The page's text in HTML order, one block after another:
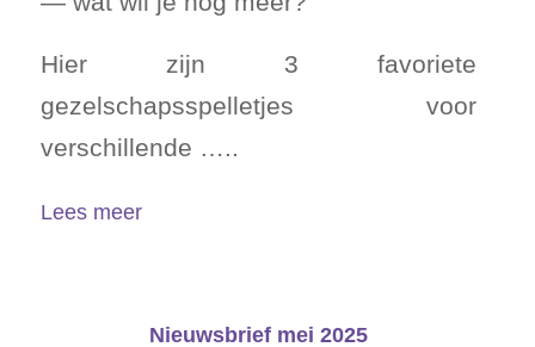
Hier zijn 3 favoriete
gezelschapsspelletjes voor
verschillende …..
Lees meer
Nieuwsbrief mei 2025